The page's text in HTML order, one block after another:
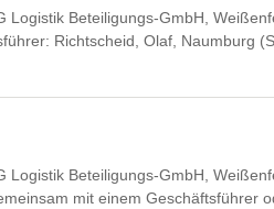
Logistik Beteiligungs-GmbH,
Richtscheid, Olaf, Naumburg
Logistik Beteiligungs-GmbH,
mit einem Geschäftsführer